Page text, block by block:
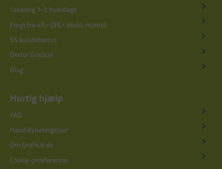
Levering 1-3 hverdage
Fragt fra 49,- (39,- ekskl. moms)
5% kundebonus
Derfor Grafical
Blog
Hurtig hjælp
FAQ
Handelsbetingelser
Om Grafical.dk
Cookie-præferencer